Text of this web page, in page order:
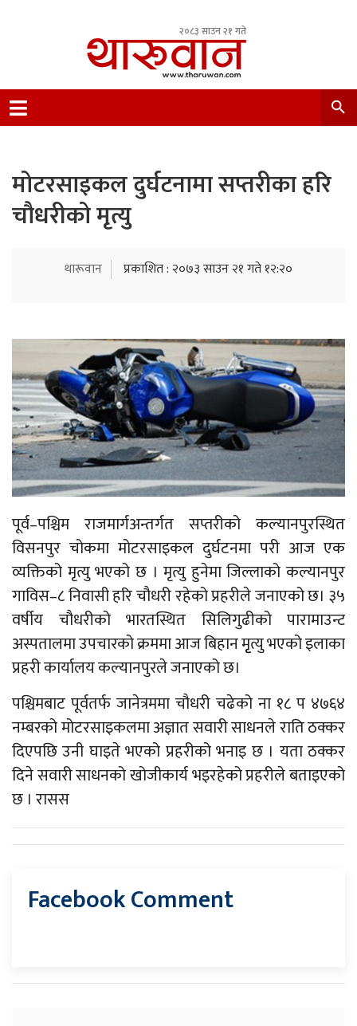
२०८३ साउन २१ गते
Nepal.
मोटरसाइकल दुर्घटनामा सप्तरीका हरि
चौधरीको मृत्यु
थारूवान प्रकाशित : २०७३ साउन २१ गते १२:२०
पूर्व–पश्चिम राजमार्गअन्तर्गत सप्तरीको कल्यानपुरस्थित
विसनपुर चोकमा मोटरसाइकल दुर्घटनमा परी आज एक
व्यक्तिको मृत्यु भएको छ । मृत्यु हुनेमा जिल्लाको कल्यानपुर
गाविस–८ निवासी हरि चौधरी रहेको प्रहरीले जनाएको छ। ३५
वर्षीय चौधरीको भारतस्थित सिलिगुढीको पारामाउन्ट
अस्पतालमा उपचारको क्रममा आज बिहान मृृत्यु भएको इलाका
प्रहरी कार्यालय कल्यानपुरले जनाएको छ।
पश्चिमबाट पूर्वतर्फ जानेत्रममा चौधरी चढेको ना १८ प ४७६४
नम्बरको मोटरसाइकलमा अज्ञात सवारी साधनले राति ठक्कर
दिएपछि उनी घाइते भएको प्रहरीको भनाइ छ । यता ठक्कर
दिने सवारी साधनको खोजीकार्य भइरहेको प्रहरीले बताइएको
छ । रासस
Facebook Comment